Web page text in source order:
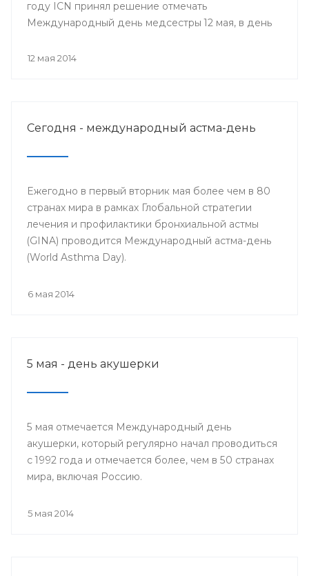
году ICN принял решение отмечать
Международный день медсестры 12 мая, в день
основательниц службы сестёр милосердия
12 мая 2014
Сегодня - международный астма-день
Ежегодно в первый вторник мая более чем в 80
странах мира в рамках Глобальной стратегии
лечения и профилактики бронхиальной астмы
(GINA) проводится Международный астма-день
(World Asthma Day).
6 мая 2014
5 мая - день акушерки
5 мая отмечается Международный день
акушерки, который регулярно начал проводиться
с 1992 года и отмечается более, чем в 50 странах
мира, включая Россию.
5 мая 2014